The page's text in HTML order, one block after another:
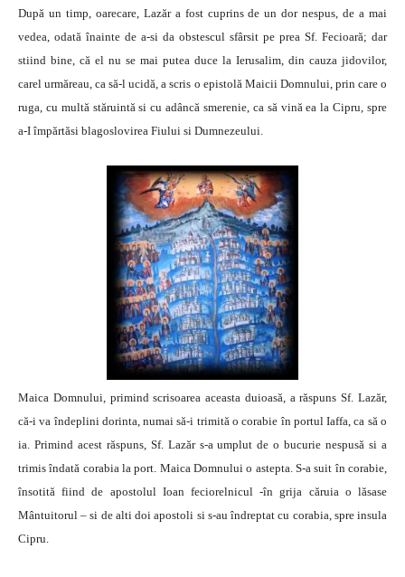
După un timp, oarecare, Lazăr a fost cuprins de un dor nespus, de a mai
vedea, odată înainte de a-si da obstescul sfârsit pe prea Sf. Fecioară; dar
stiind bine, că el nu se mai putea duce la Ierusalim, din cauza jidovilor,
carel urmăreau, ca să-l ucidă, a scris o epistolă Maicii Domnului, prin care o
ruga, cu multă stăruintă si cu adâncă smerenie, ca să vină ea la Cipru, spre
a-I împărtăsi blagoslovirea Fiului si Dumnezeului.
Maica Domnului, primind scrisoarea aceasta duioasă, a răspuns Sf. Lazăr,
că-i va îndeplini dorinta, numai să-i trimită o corabie în portul Iaffa, ca să o
ia. Primind acest răspuns, Sf. Lazăr s-a umplut de o bucurie nespusă si a
trimis îndată corabia la port. Maica Domnului o astepta. S-a suit în corabie,
însotită fiind de apostolul Ioan feciorelnicul -în grija căruia o lăsase
Mântuitorul – si de alti doi apostoli si s-au îndreptat cu corabia, spre insula
Cipru.